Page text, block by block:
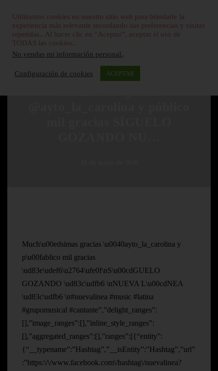
Much\u00edsimas gracias \u0040ayto_la_carolina y
p\u00fablico mil gracias
\ud83e\udef6\u2764\ufe0f\nS\u00cdGUELO
GOZANDO \ud83c\udfb6 \nNUEVA L\u00cdNEA
\ud83c\udfb6 \n#nuevalinea #music #latina
#grupomusical #cantante”,”delight_ranges”:
[],”image_ranges”:[],”inline_style_ranges”:
[],”aggregated_ranges”:[],”ranges”:[{“entity”:
{“__typename”:”Hashtag”,”__isEntity”:”Hashtag”,”url”
:”https:\/\/www.facebook.com\/hashtag\/nuevalinea?
Utilizamos cookies en nuestro sitio web para brindarle la
experiencia más relevante recordando sus preferencias y visitas
repetidas.. Al hacer clic en “Aceptar”, aceptas el uso de
TODAS las cookies..
No vendas mi información personal..
Configuración de cookies ACEPTAR